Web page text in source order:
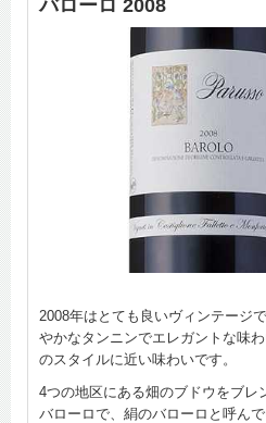
バローロ 2008
2008年はとても良いヴィンテージ
やかなタンニンでエレガントな味
のスタイルに近い味わいです。
4つの地区にある畑のブドウをブレ
バローロで、絹のバローロと呼ん